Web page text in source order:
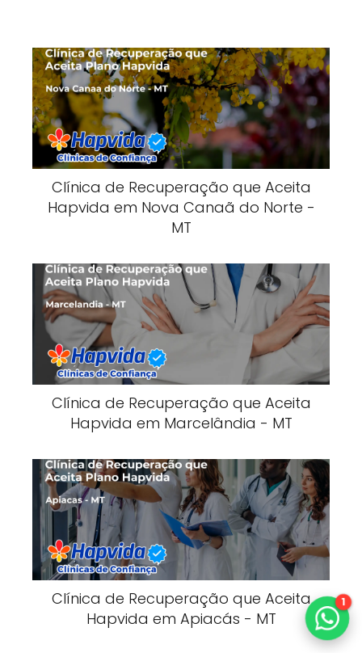
Clínica de Recuperação que Aceita
Hapvida em Nova Canaã do Norte -
MT
Clínica de Recuperação que Aceita
Hapvida em Marcelândia - MT
Clínica de Recuperação que Aceita
Hapvida em Apiacás - MT
1